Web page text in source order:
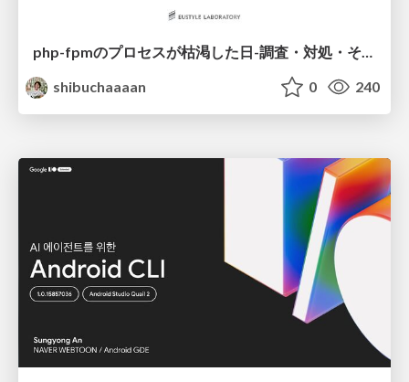
shibuchaaaan
0 240